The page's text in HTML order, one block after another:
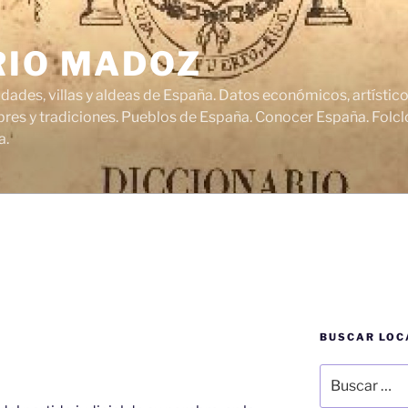
MADOZ
villas y aldeas de España. Datos económicos,
y tradiciones. Pueblos de España. Conocer España.
BUSCAR
por: